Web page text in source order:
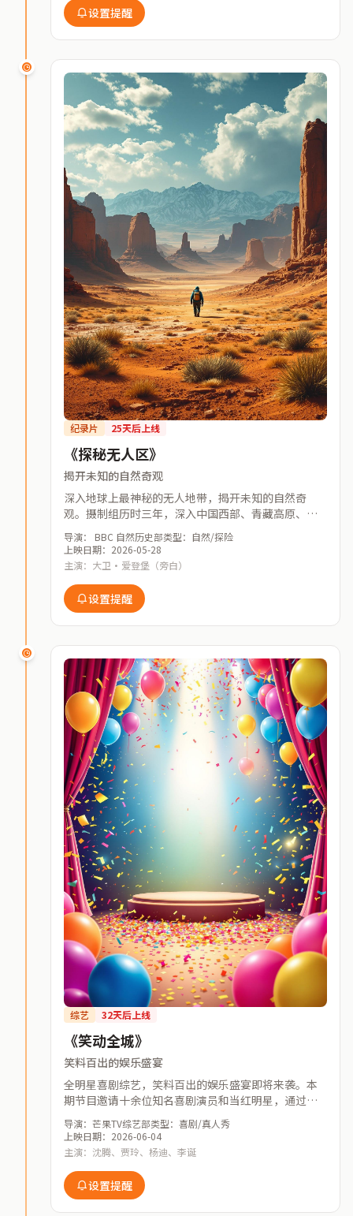
设置提醒
纪录片 25天后上线
《探秘无人区》
揭开未知的自然奇观
深入地球上最神秘的无人地带，揭开未知的自然奇
观。摄制组历时三年，深入中国西部、青藏高原、塔
克拉玛干沙漠等多个无人区，记录罕见的地理现象和
珍稀野生动物的生存状态。
导演： BBC 自然历史部类型：自然/探险
上映日期：2026-05-28
主演：大卫·爱登堡（旁白）
设置提醒
综艺 32天后上线
《笑动全城》
笑料百出的娱乐盛宴
全明星喜剧综艺，笑料百出的娱乐盛宴即将来袭。本
期节目邀请十余位知名喜剧演员和当红明星，通过即
兴表演、游戏竞技、情景喜剧等多种形式，为观众带
来不间断的欢笑体验。
导演：芒果TV综艺部类型：喜剧/真人秀
上映日期：2026-06-04
主演：沈腾、贾玲、杨迪、李诞
设置提醒